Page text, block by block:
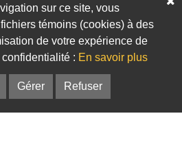
Bagues de centrage
sur ce site, vous
témoins (cookies) à des
de votre expérience de
: En savoir plus
Gérer Refuser